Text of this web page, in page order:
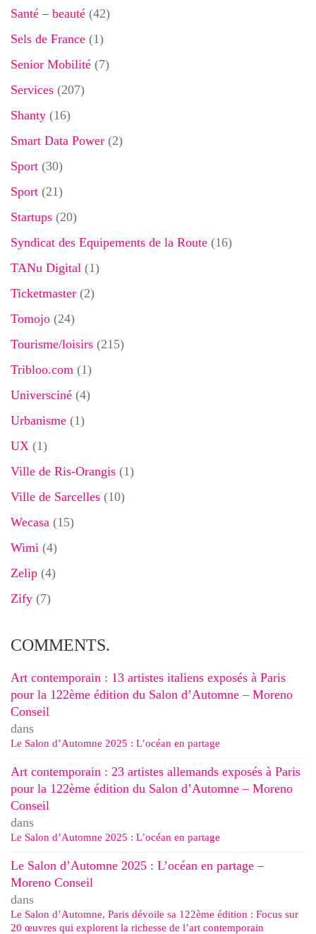
Santé – beauté (42)
Sels de France (1)
Senior Mobilité (7)
Services (207)
Shanty (16)
Smart Data Power (2)
Sport (30)
Sport (21)
Startups (20)
Syndicat des Equipements de la Route (16)
TANu Digital (1)
Ticketmaster (2)
Tomojo (24)
Tourisme/loisirs (215)
Tribloo.com (1)
Universciné (4)
Urbanisme (1)
UX (1)
Ville de Ris-Orangis (1)
Ville de Sarcelles (10)
Wecasa (15)
Wimi (4)
Zelip (4)
Zify (7)
COMMENTS.
Art contemporain : 13 artistes italiens exposés à Paris
pour la 122ème édition du Salon d’Automne – Moreno
Conseil
dans
Le Salon d’Automne 2025 : L’océan en partage
Art contemporain : 23 artistes allemands exposés à Paris
pour la 122ème édition du Salon d’Automne – Moreno
Conseil
dans
Le Salon d’Automne 2025 : L’océan en partage
Le Salon d’Automne 2025 : L’océan en partage –
Moreno Conseil
dans
Le Salon d’Automne, Paris dévoile sa 122ème édition : Focus sur
20 œuvres qui explorent la richesse de l’art contemporain